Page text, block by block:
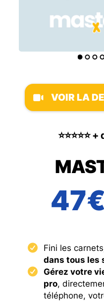
VOIR LA
⭐️⭐️⭐️⭐️⭐️
47€
Fini les
dans tous les
Gérez votre
pro,
téléphone,